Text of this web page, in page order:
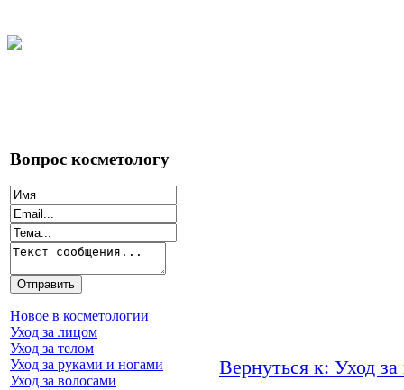
Вопрос косметологу
Новое в косметологии
Уход за лицом
Уход за телом
Уход за руками и ногами
Уход за волосами
Вернуться к: Уход за